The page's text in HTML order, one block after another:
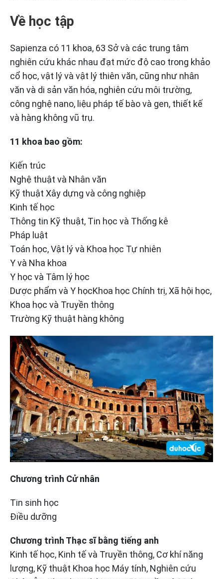
Về học tập
Sapienza có 11 khoa, 63 Sở và các trung tâm
nghiên cứu khác nhau đạt mức độ cao trong khảo
cổ học, vật lý và vật lý thiên văn, cũng như nhân
văn và di sản văn hóa, nghiên cứu môi trường,
công nghệ nano, liệu pháp tế bào và gen, thiết kế
và hàng không vũ trụ.
11 khoa bao gồm:
Kiến trúc
Nghệ thuật và Nhân văn
Kỹ thuật Xây dựng và công nghiệp
Kinh tế học
Thông tin Kỹ thuật, Tin học và Thống kê
Pháp luật
Toán học, Vật lý và Khoa học Tự nhiên
Y và Nha khoa
Y học và Tâm lý học
Dược phẩm và Y họcKhoa học Chính trị, Xã hội học,
Khoa học và Truyền thông
Trường Kỹ thuật hàng không
Chương trình Cử nhân
Tin sinh học
Điều dưỡng
Chương trình Thạc sĩ bằng tiếng anh
Kinh tế học, Kinh tế và Truyền thông, Cơ khí năng
lượng, Kỹ thuật Khoa học Máy tính, Nghiên cứu